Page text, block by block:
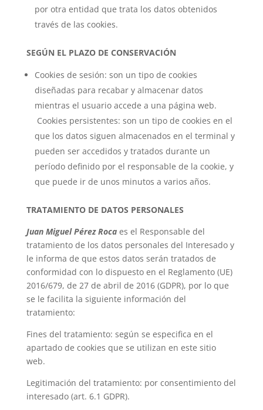
por otra entidad que trata los datos obtenidos
través de las cookies.
SEGÚN EL PLAZO DE CONSERVACIÓN
Cookies de sesión: son un tipo de cookies
diseñadas para recabar y almacenar datos
mientras el usuario accede a una página web.
Cookies persistentes: son un tipo de cookies en el
que los datos siguen almacenados en el terminal y
pueden ser accedidos y tratados durante un
período definido por el responsable de la cookie, y
que puede ir de unos minutos a varios años.
TRATAMIENTO DE DATOS PERSONALES
Juan Miguel Pérez Rocaes el Responsable del
tratamiento de los datos personales del Interesado y
le informa de que estos datos serán tratados de
conformidad con lo dispuesto en el Reglamento (UE)
2016/679, de 27 de abril de 2016 (GDPR), por lo que
se le facilita la siguiente información del
tratamiento:
Fines del tratamiento: según se especifica en el
apartado de cookies que se utilizan en este sitio
web.
Legitimación del tratamiento: por consentimiento del
interesado (art. 6.1 GDPR).